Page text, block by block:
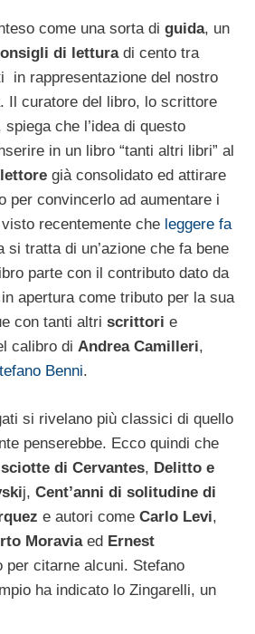
come una sorta di guida, un
di letturadi cento tra
in rappresentazione del nostro
Il curatore del libro, lo scrittore
spiega che l’idea di questo
in un libro “tanti altri libri” al
lettore già consolidato ed attirare
per convincerlo ad aumentare i
recentemente che leggere fa
si tratta di un’azione che fa bene
parte con il contributo dato da
apertura come tributo per la sua
con tanti altri scrittori e
calibro di Andrea Camilleri,
Benni.
si rivelano più classici di quello
penserebbe. Ecco quindi che
di Cervantes, Delitto e
j, Cent’anni di solitudine di
e autori come Carlo Levi,
Moraviaed Ernest
per citarne alcuni. Stefano
ha indicato lo Zingarelli, un